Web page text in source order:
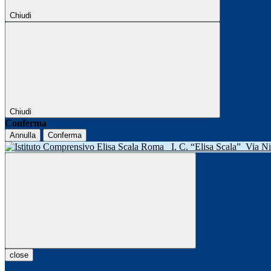
Chiudi
Chiudi
Conferma
Annulla Conferma
I. C. “Elisa Scala” Via
close